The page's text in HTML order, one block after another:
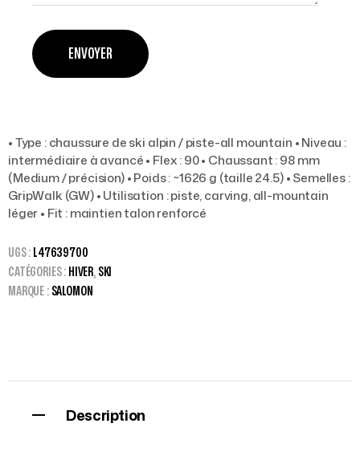
• Type : chaussure de ski alpin / piste-all mountain • Niveau :
intermédiaire à avancé • Flex : 90 • Chaussant : 98 mm
(Medium / précision) • Poids : ~1626 g (taille 24.5) • Semelles :
GripWalk (GW) • Utilisation : piste, carving, all-mountain
léger • Fit : maintien talon renforcé
UGS : L47639700
CATÉGORIES : HIVER, SKI
MARQUE : SALOMON
Description